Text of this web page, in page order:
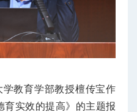
教育学部教授檀传宝作
育实效的提高》的主题报